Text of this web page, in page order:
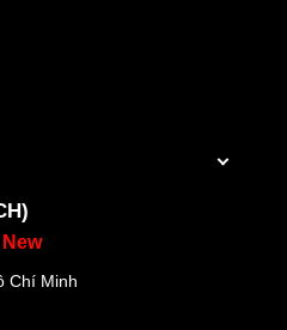
New
Chí Minh